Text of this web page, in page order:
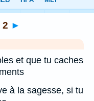
2 ►
et que tu caches
à la sagesse, si tu